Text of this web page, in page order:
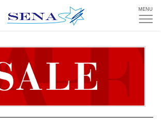
MENU